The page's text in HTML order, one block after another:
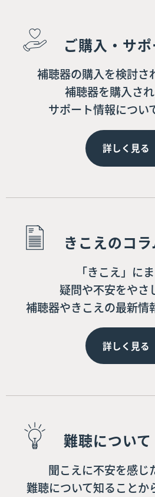
ご購入・サ
補聴器の購入を検討さ
補聴器を購入され
サポート情報につい
詳しく見る
きこえのコラ
「きこえ」に
疑問や不安をやさ
補聴器やきこえの最新情
詳しく見る
難聴について
聞こえに不安を感じ
難聴について知ることか